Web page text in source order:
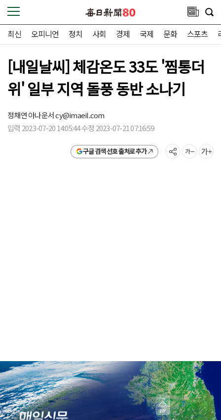
최신 오피니언 정치 사회 경제 국제 문화 스포츠
[내일날씨] 체감온도 33도 '찜통더
위' 일부 지역 돌풍 동반 소나기
정채연 아나운서cy@imaeil.com
입력 2023-07-20 14:05:44 수정 2023-07-21 07:16:59
구글 검색 선호 출처로 추가